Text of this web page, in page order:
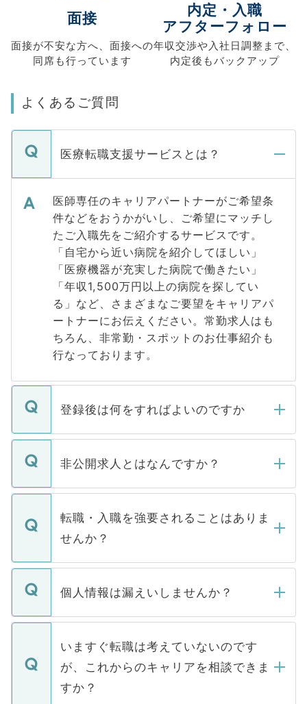
面接
面接が不安な方へ、 面接への
同席も行っています
内定・入職
アフターフォロー
年収交渉や入社日調整まで、
内定後もバックアップ
よくあるご質問
医療転職支援サービスとは？
医師専任のキャリアパートナーがご希望条
件などをおうかがいし、ご希望にマッチし
たご入職先をご紹介するサービスです。
「自宅から近い病院を紹介してほしい」
「医療機器が充実した病院で働きたい」
「年収1,500万円以上の病院を探してい
る」など、さまざまなご要望をキャリアパ
ートナーにお伝えください。常勤求人はも
ちろん、非常勤・スポットのお仕事紹介も
行なっております。
登録後は何をすればよいのですか
ご登録いただきましたら、弊社担当者がご
登録内容を確認し、その後メールもしくは
ます。通常、5営業日以内にはご連絡をせて
いただきますので、しばらくお待ちくださ
非公開求人とはなんですか？
マイナビDOCTORで取り扱っている求人の
うち約3割は、Webサイトからご覧いただ
けない「非公開求人」です。非公開求人は
下記の理由によって、一般には公開してい
ません。
■応募殺到を避けるため 人気のある医療機
関を公にしてしまうと、応募が殺到する場
に、医療機関が求める条件に合った人材の
みを人材紹介会社に依頼するケースが増え
ています。
転職・入職を強要されることはありま
せんか？
転職・入職を強要することは一切ありませ
ん。また、仮に応募先から内定をいただい
定を承諾する必要はありません。内定先へ
の辞退の連絡はキャリアパートナーが行い
個人情報は漏えいしませんか？
個人情報が漏えいすることはありませんの
で、ご安心ください。当サイトからの登録
などで収集したご登録者様の個人情報は、
ご本人のキャリアアップおよび転職活動の
支援を目的に使用いたします。お預かりし
いますぐ転職は考えていないのです
が、これからのキャリアを相談できま
すか？